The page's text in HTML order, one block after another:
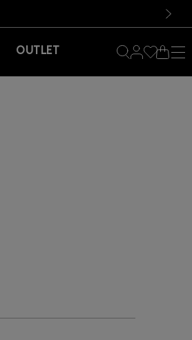
OUTLET